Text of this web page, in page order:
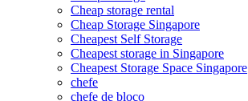
Cheap storage rental
Cheap Storage Singapore
Cheapest Self Storage
Cheapest storage in Singapore
Cheapest Storage Space Singapore
chefe
chefe de bloco